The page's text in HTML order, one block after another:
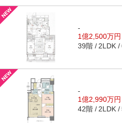
-
1億2,500万円
39階 2LDK
-
1億2,990万円
42階 2LDK